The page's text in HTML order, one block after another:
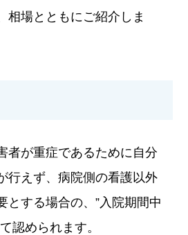
相場とともにご紹介しま
者が重症であるために自分
行えず、病院側の看護以外
とする場合の、”入院期間中
認められます。